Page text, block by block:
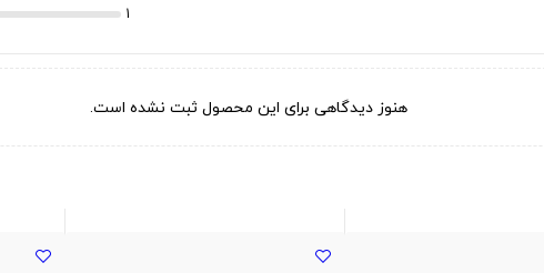
1
هنوز دیدگاهی برای این محصول ثبت نشده است.